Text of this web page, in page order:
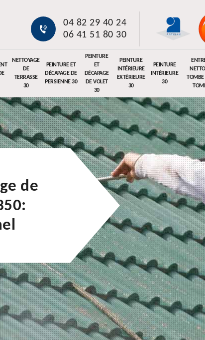
04 82 29 40 24
06 41 51 80 30
NETTOYAGE
DE
TERRASSE
30
PEINTURE ET
DÉCAPAGE DE
PERSIENNE 30
PEINTURE
ET
DÉCAPAGE
DE VOLET
30
PEINTURE
INTÉRIEURE
EXTÉRIEURE
30
PEINTURE
INTÉRIEURE
30
TOMBE
de